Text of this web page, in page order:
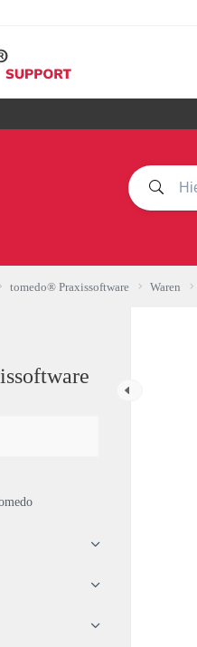
tomedo® Praxissoftware Waren